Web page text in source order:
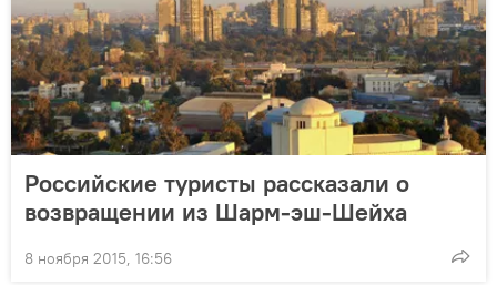
Российские туристы рассказали о
возвращении из Шарм-эш-Шейха
8 ноября 2015, 16:56